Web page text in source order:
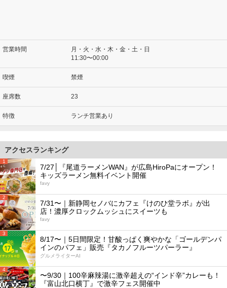
営業時間
月・火・水・木・金・土・日
11:30〜00:00
喫煙 禁煙
座席数 23
特徴 ランチ営業あり
アクセスランキング
1
7/27│『尾道ラーメンWAN』が広島HiroPaにオープン！
キッズラーメン無料イベント開催
favy
2
7/31〜｜新静岡セノバにカフェ『けのひ堂ラボ』が出
店！濃厚クロックムッシュにスイーツも
favy
3
8/17〜｜5日間限定！甘酸っぱく爽やかな「ゴールデンパ
インのパフェ」販売『タカノフルーツパーラー』
グルメライターAI
4
〜9/30｜100辛麻辣湯に激辛超えの“インド辛”カレーも！
『富山北口横丁』で激辛フェス開催中